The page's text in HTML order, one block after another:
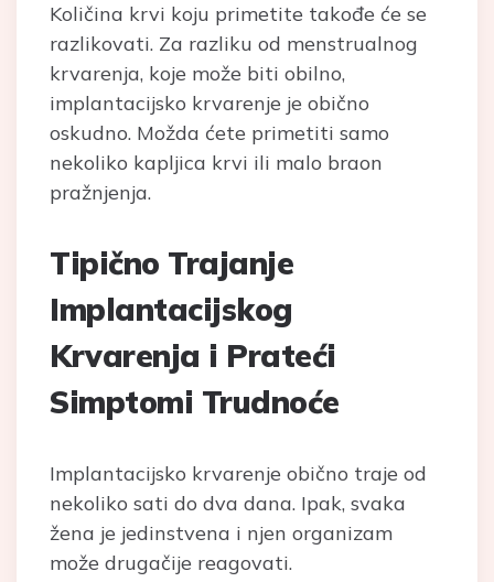
Količina krvi koju primetite takođe će se
razlikovati. Za razliku od menstrualnog
krvarenja, koje može biti obilno,
implantacijsko krvarenje je obično
oskudno. Možda ćete primetiti samo
nekoliko kapljica krvi ili malo braon
pražnjenja.
Tipično Trajanje
Implantacijskog
Krvarenja i Prateći
Simptomi Trudnoće
Implantacijsko krvarenje obično traje od
nekoliko sati do dva dana. Ipak, svaka
žena je jedinstvena i njen organizam
može drugačije reagovati.